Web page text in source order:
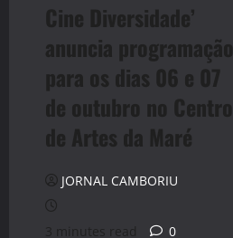
Cine Diversidade’
anuncia programação
para os dias 06 e 07
de outubro no Centro
de Artes da Maré
JORNAL CAMBORIU
3 minutes read 0